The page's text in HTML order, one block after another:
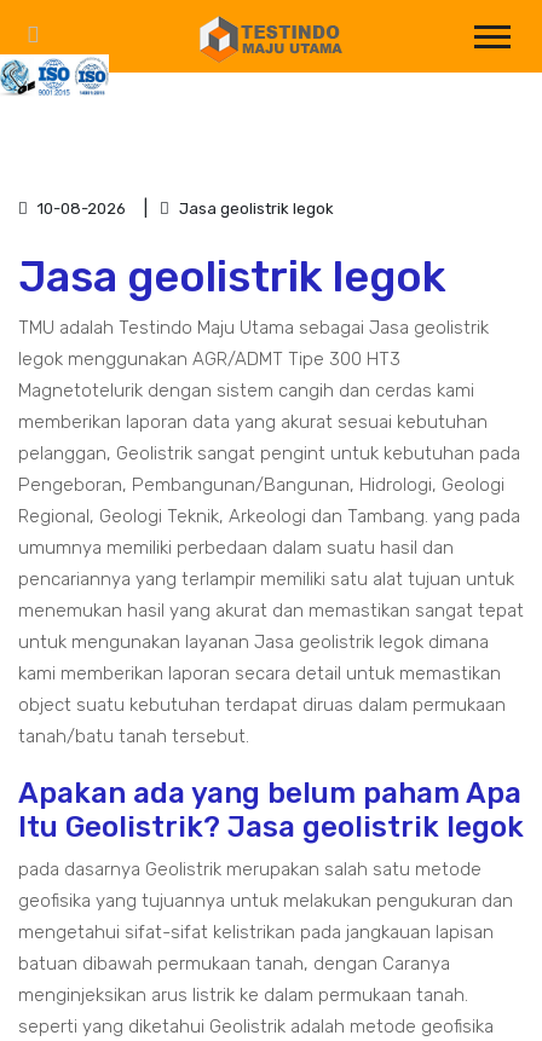
10-08-2026 Jasa geolistrik legok
Jasa geolistrik legok
TMU adalah Testindo Maju Utama sebagai Jasa geolistrik
legok menggunakan AGR/ADMT Tipe 300 HT3
Magnetotelurik dengan sistem cangih dan cerdas kami
memberikan laporan data yang akurat sesuai kebutuhan
pelanggan, Geolistrik sangat pengint untuk kebutuhan pada
Pengeboran, Pembangunan/Bangunan, Hidrologi, Geologi
Regional, Geologi Teknik, Arkeologi dan Tambang. yang pada
umumnya memiliki perbedaan dalam suatu hasil dan
pencariannya yang terlampir memiliki satu alat tujuan untuk
menemukan hasil yang akurat dan memastikan sangat tepat
untuk mengunakan layanan Jasa geolistrik legok dimana
kami memberikan laporan secara detail untuk memastikan
object suatu kebutuhan terdapat diruas dalam permukaan
tanah/batu tanah tersebut.
Apakan ada yang belum paham Apa
Itu Geolistrik? Jasa geolistrik legok
pada dasarnya Geolistrik merupakan salah satu metode
geofisika yang tujuannya untuk melakukan pengukuran dan
mengetahui sifat-sifat kelistrikan pada jangkauan lapisan
batuan dibawah permukaan tanah, dengan Caranya
menginjeksikan arus listrik ke dalam permukaan tanah.
seperti yang diketahui Geolistrik adalah metode geofisika